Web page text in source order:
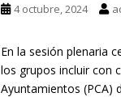
4 octubre, 2024
En la sesión plenaria
los grupos incluir con
Ayuntamientos (PCA)